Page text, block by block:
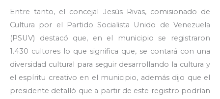
Entre tanto, el concejal Jesús Rivas, comisionado de
Cultura por el Partido Socialista Unido de Venezuela
(PSUV) destacó que, en el municipio se registraron
1.430 cultores lo que significa que, se contará con una
diversidad cultural para seguir desarrollando la cultura y
el espíritu creativo en el municipio, además dijo que el
presidente detalló que a partir de este registro podrían